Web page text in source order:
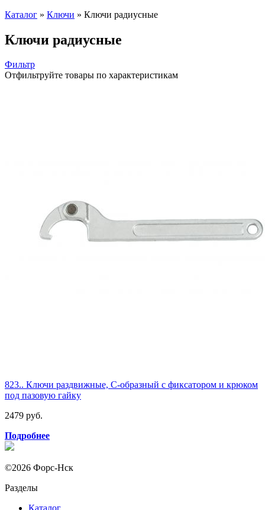
Каталог » Ключи » Ключи радиусные
Ключи радиусные
Фильтр
Отфильтруйте товары по характеристикам
823.. Ключи раздвижные, С-образный с фиксатором и крюком
под пазовую гайку
2479 руб.
Подробнее
©2026 Форс-Нск
Разделы